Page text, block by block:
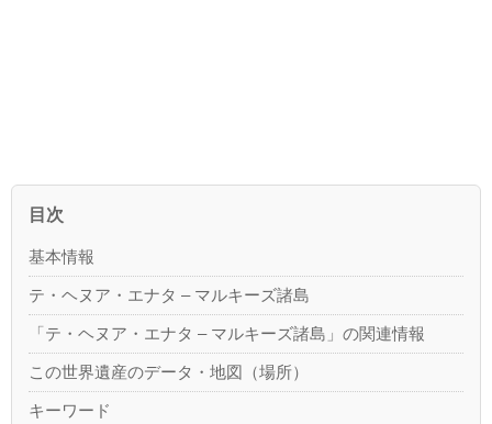
目次
基本情報
テ・ヘヌア・エナタ – マルキーズ諸島
「テ・ヘヌア・エナタ – マルキーズ諸島」の関連情報
この世界遺産のデータ・地図（場所）
キーワード